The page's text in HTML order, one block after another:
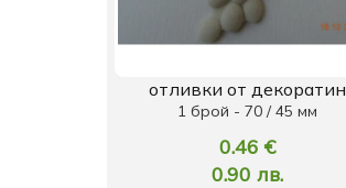
отливки от декоратин
1 брой - 70 / 45 мм
0.46 €
0.90 лв.